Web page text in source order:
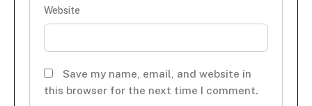
Website
Save my name, email, and website in
this browser for the next time I comment.